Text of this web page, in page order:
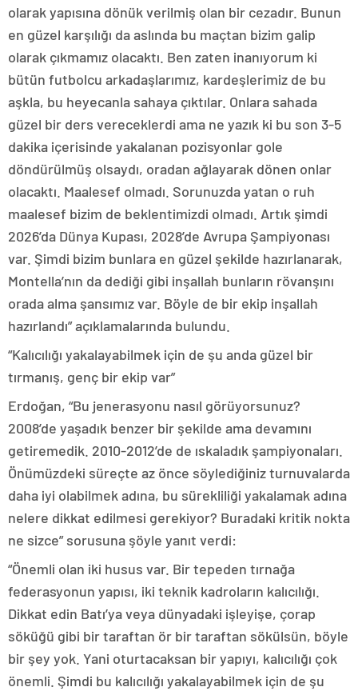
olarak yapısına dönük verilmiş olan bir cezadır. Bunun
en güzel karşılığı da aslında bu maçtan bizim galip
olarak çıkmamız olacaktı. Ben zaten inanıyorum ki
bütün futbolcu arkadaşlarımız, kardeşlerimiz de bu
aşkla, bu heyecanla sahaya çıktılar. Onlara sahada
güzel bir ders vereceklerdi ama ne yazık ki bu son 3-5
dakika içerisinde yakalanan pozisyonlar gole
döndürülmüş olsaydı, oradan ağlayarak dönen onlar
olacaktı. Maalesef olmadı. Sorunuzda yatan o ruh
maalesef bizim de beklentimizdi olmadı. Artık şimdi
2026’da Dünya Kupası, 2028’de Avrupa Şampiyonası
var. Şimdi bizim bunlara en güzel şekilde hazırlanarak,
Montella’nın da dediği gibi inşallah bunların rövanşını
orada alma şansımız var. Böyle de bir ekip inşallah
hazırlandı” açıklamalarında bulundu.
“Kalıcılığı yakalayabilmek için de şu anda güzel bir
tırmanış, genç bir ekip var”
Erdoğan, “Bu jenerasyonu nasıl görüyorsunuz?
2008’de yaşadık benzer bir şekilde ama devamını
getiremedik. 2010-2012’de de ıskaladık şampiyonaları.
Önümüzdeki süreçte az önce söylediğiniz turnuvalarda
daha iyi olabilmek adına, bu sürekliliği yakalamak adına
nelere dikkat edilmesi gerekiyor? Buradaki kritik nokta
ne sizce” sorusuna şöyle yanıt verdi:
“Önemli olan iki husus var. Bir tepeden tırnağa
federasyonun yapısı, iki teknik kadroların kalıcılığı.
Dikkat edin Batı’ya veya dünyadaki işleyişe, çorap
söküğü gibi bir taraftan ör bir taraftan sökülsün, böyle
bir şey yok. Yani oturtacaksan bir yapıyı, kalıcılığı çok
önemli. Şimdi bu kalıcılığı yakalayabilmek için de şu